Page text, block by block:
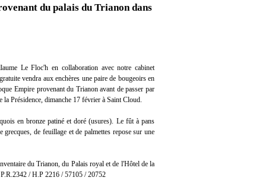
du palais du Trianon dans
Le Floc'h en collaboration avec notre cabinet
vendra aux enchères une paire de bougeoirs en
Empire provenant du Trianon avant de passer par
la Présidence, dimanche 17 février à Saint Cloud.
en bronze patiné et doré (usures). Le fût à pans
grecques, de feuillage et de palmettes repose sur une
du Trianon, du Palais royal et de l'Hôtel de la
/ H.P 2216 / 57105 / 20752